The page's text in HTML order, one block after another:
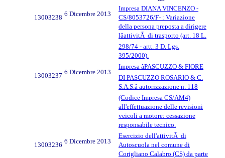
13003238 6 Dicembre 2013
Impresa DIANA VINCENZO -
CS/8053726/F- : Variazione
della persona preposta a dirigere
lâattivitÃ di trasporto (art. 18 L.
298/74 - artt. 3 D. Lgs.
395/2000).
13003237 6 Dicembre 2013
Impresa âPASCUZZO & FIORE
DI PASCUZZO ROSARIO & C.
S.A.S.â autorizzazione n. 118
(Codice Impresa CS/AM4)
all'effettuazione delle revisioni
veicoli a motore: cessazione
responsabile tecnico.
13003236 6 Dicembre 2013
Esercizio dell'attivitÃ di
Autoscuola nel comune di
Corigliano Calabro (CS) da parte